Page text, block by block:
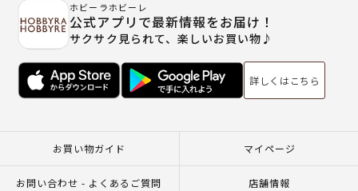
ホビーラホビーレ
公式アプリで最新情報をお届け！
サクサク見られて、楽しいお買い物♪
詳しくはこちら
お買い物ガイド マイページ
お問い合わせ - よくあるご質問 店舗情報